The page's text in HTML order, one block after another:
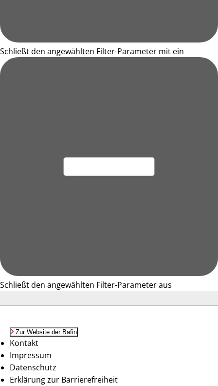
Schließt den angewählten Filter-Parameter mit ein
Schließt den angewählten Filter-Parameter aus
Zur Website der Bafin
Kontakt
Impressum
Datenschutz
Erklärung zur Barrierefreiheit